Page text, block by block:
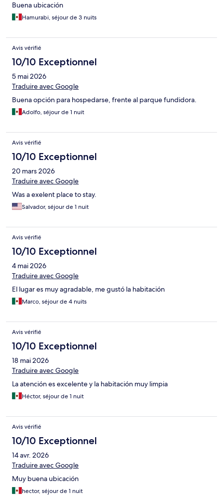
Buena ubicación
Hamurabi, séjour de 3 nuits
Avis vérifié
10/10 Exceptionnel
5 mai 2026
Traduire avec Google
Buena opción para hospedarse, frente al parque fundidora.
Adolfo, séjour de 1 nuit
Avis vérifié
10/10 Exceptionnel
20 mars 2026
Traduire avec Google
Was a exelent place to stay.
Salvador, séjour de 1 nuit
Avis vérifié
10/10 Exceptionnel
4 mai 2026
Traduire avec Google
El lugar es muy agradable, me gustó la habitación
Marco, séjour de 4 nuits
Avis vérifié
10/10 Exceptionnel
18 mai 2026
Traduire avec Google
La atención es excelente y la habitación muy limpia
Héctor, séjour de 1 nuit
Avis vérifié
10/10 Exceptionnel
14 avr. 2026
Traduire avec Google
Muy buena ubicación
hector, séjour de 1 nuit